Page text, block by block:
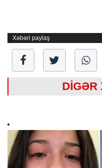
Xəbəri paylaş
DİGƏR